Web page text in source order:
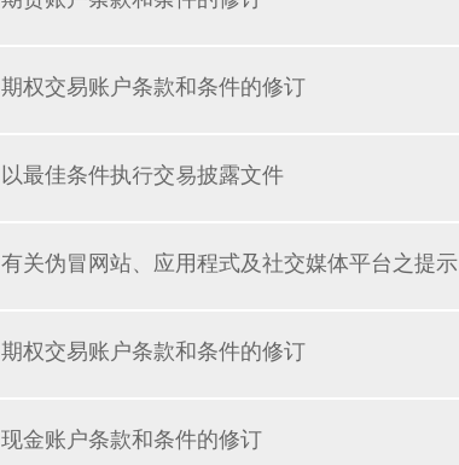
期权交易账户条款和条件的修订
以最佳条件执行交易披露文件
有关伪冒网站、应用程式及社交媒体平台之提示
期权交易账户条款和条件的修订
现金账户条款和条件的修订